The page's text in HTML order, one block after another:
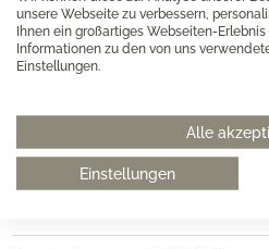
unsere Webseite zu verbessern,
Ihnen ein großartiges Webseiten-
Informationen zu den von uns
Einstellungen.
Alle
Einstellungen
Hannover
Hamburg AEZ